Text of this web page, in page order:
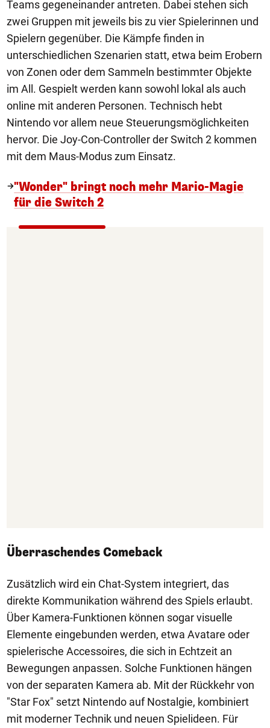
Teams gegeneinander antreten. Dabei stehen sich
zwei Gruppen mit jeweils bis zu vier Spielerinnen und
Spielern gegenüber. Die Kämpfe finden in
unterschiedlichen Szenarien statt, etwa beim Erobern
von Zonen oder dem Sammeln bestimmter Objekte
im All. Gespielt werden kann sowohl lokal als auch
online mit anderen Personen. Technisch hebt
Nintendo vor allem neue Steuerungsmöglichkeiten
hervor. Die Joy-Con-Controller der Switch 2 kommen
mit dem Maus-Modus zum Einsatz.
"Wonder" bringt noch mehr Mario-Magie
für die Switch 2
Überraschendes Comeback
Zusätzlich wird ein Chat-System integriert, das
direkte Kommunikation während des Spiels erlaubt.
Über Kamera-Funktionen können sogar visuelle
Elemente eingebunden werden, etwa Avatare oder
spielerische Accessoires, die sich in Echtzeit an
Bewegungen anpassen. Solche Funktionen hängen
von der separaten Kamera ab. Mit der Rückkehr von
"Star Fox" setzt Nintendo auf Nostalgie, kombiniert
mit moderner Technik und neuen Spielideen. Für